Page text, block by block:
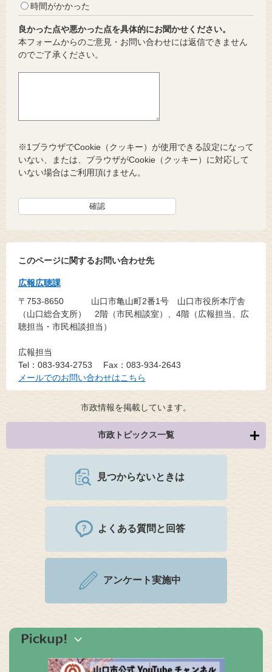
時間がかかった
良かった点や悪かった点を具体的にお聞かせください。
本フォームからのご意見・お問い合わせには返信できません
のでご了承ください。
※1ブラウザでCookie（クッキー）が使用できる設定になって
いない、または、ブラウザがCookie（クッキー）に対応して
いない場合はご利用頂けません。
このページに関するお問い合わせ先
広報広聴課
〒753-8650
山口市亀山町2番1号 山口市役所本庁舎
（山口総合支所） 2階（市民相談室）、4階（広報担当、広
聴担当・市民相談担当）
広報担当
Tel：083-934-2753
Fax：083-934-2643
メールでのお問い合わせはこちら
市政情報を掲載しています。
市政トピックス一覧
見つからないときは
よくある質問と回答
アンケート実施中